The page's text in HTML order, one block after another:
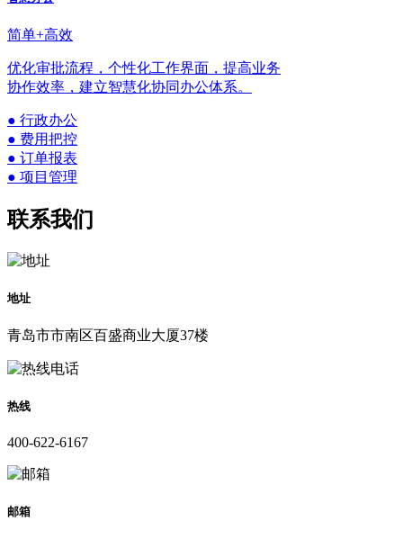
简单+高效
优化审批流程，个性化工作界面，提高业务
协作效率，建立智慧化协同办公体系。
● 行政办公
● 费用把控
● 订单报表
● 项目管理
联系我们
地址
青岛市市南区百盛商业大厦37楼
热线
400-622-6167
邮箱